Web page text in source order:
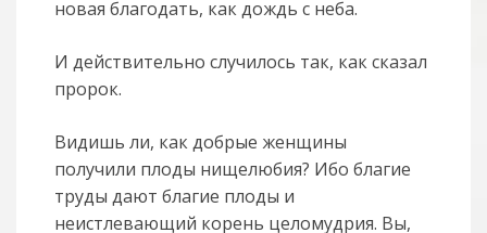
новая благодать, как дождь с неба.
И действительно случилось так, как сказал
пророк.
Видишь ли, как добрые женщины
получили плоды нищелюбия? Ибо благие
труды дают благие плоды и
неистлевающий корень целомудрия. Вы,